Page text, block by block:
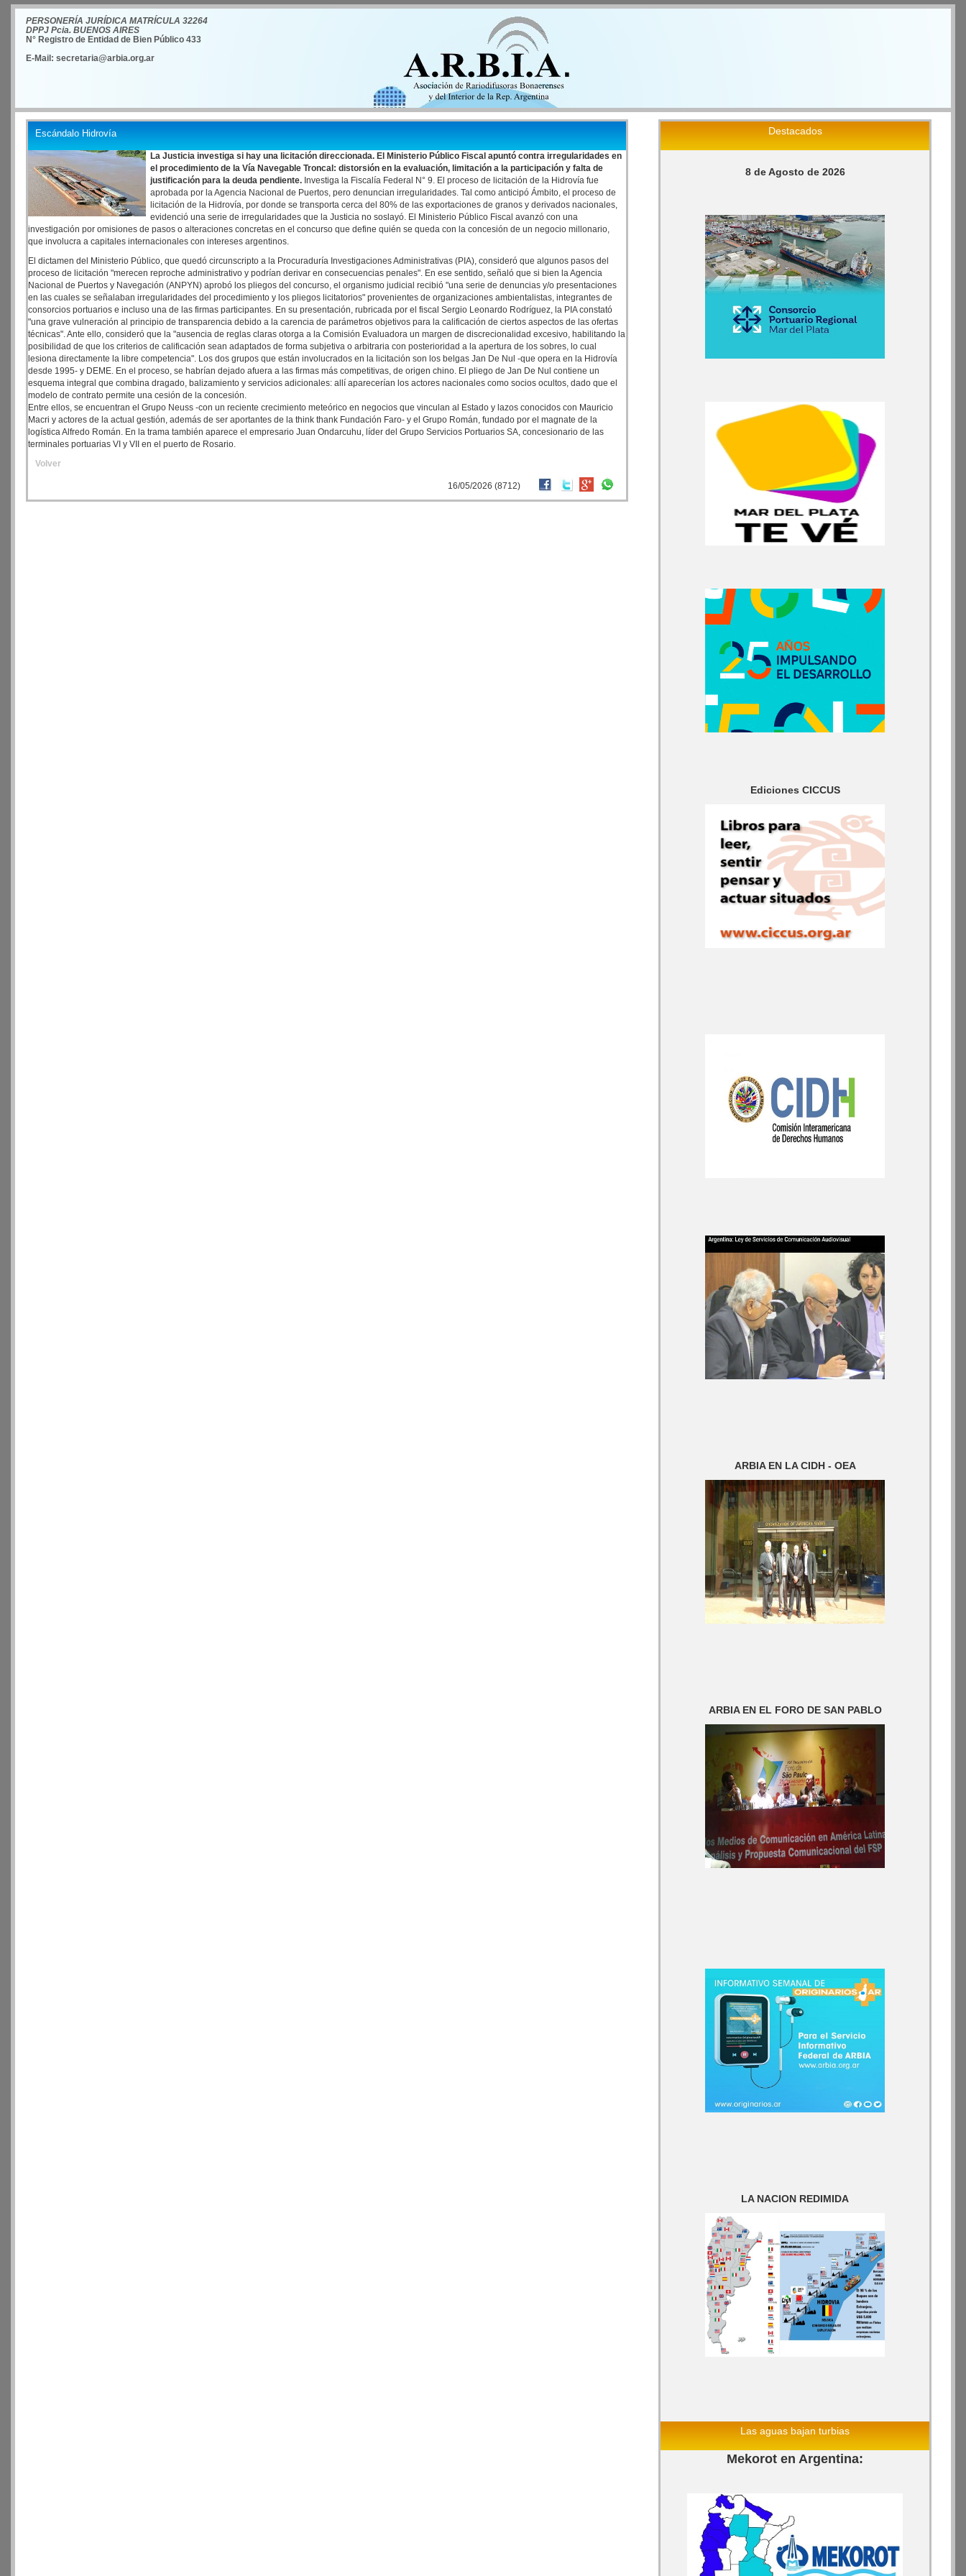
PERSONERÍA JURÍDICA MATRÍCULA 32264
DPPJ Pcia. BUENOS AIRES
N° Registro de Entidad de Bien Público 433
E-Mail: secretaria@arbia.org.ar
Escándalo Hidrovía
La Justicia investiga si hay una licitación direccionada. El Ministerio Público Fiscal apuntó contra irregularidades en
el procedimiento de la Vía Navegable Troncal: distorsión en la evaluación, limitación a la participación y falta de
justificación para la deuda pendiente. Investiga la Fiscalía Federal N° 9. El proceso de licitación de la Hidrovía fue
aprobada por la Agencia Nacional de Puertos, pero denuncian irregularidades. Tal como anticipó Ámbito, el proceso de
licitación de la Hidrovía, por donde se transporta cerca del 80% de las exportaciones de granos y derivados nacionales,
evidenció una serie de irregularidades que la Justicia no soslayó. El Ministerio Público Fiscal avanzó con una
investigación por omisiones de pasos o alteraciones concretas en el concurso que define quién se queda con la concesión de un negocio millonario,
que involucra a capitales internacionales con intereses argentinos.
El dictamen del Ministerio Público, que quedó circunscripto a la Procuraduría Investigaciones Administrativas (PIA), consideró que algunos pasos del
proceso de licitación "merecen reproche administrativo y podrían derivar en consecuencias penales". En ese sentido, señaló que si bien la Agencia
Nacional de Puertos y Navegación (ANPYN) aprobó los pliegos del concurso, el organismo judicial recibió "una serie de denuncias y/o presentaciones
en las cuales se señalaban irregularidades del procedimiento y los pliegos licitatorios" provenientes de organizaciones ambientalistas, integrantes de
consorcios portuarios e incluso una de las firmas participantes. En su presentación, rubricada por el fiscal Sergio Leonardo Rodríguez, la PIA constató
"una grave vulneración al principio de transparencia debido a la carencia de parámetros objetivos para la calificación de ciertos aspectos de las ofertas
técnicas". Ante ello, consideró que la "ausencia de reglas claras otorga a la Comisión Evaluadora un margen de discrecionalidad excesivo, habilitando la
posibilidad de que los criterios de calificación sean adaptados de forma subjetiva o arbitraria con posterioridad a la apertura de los sobres, lo cual
lesiona directamente la libre competencia". Los dos grupos que están involucrados en la licitación son los belgas Jan De Nul -que opera en la Hidrovía
desde 1995- y DEME. En el proceso, se habrían dejado afuera a las firmas más competitivas, de origen chino. El pliego de Jan De Nul contiene un
esquema integral que combina dragado, balizamiento y servicios adicionales: allí aparecerían los actores nacionales como socios ocultos, dado que el
modelo de contrato permite una cesión de la concesión.
Entre ellos, se encuentran el Grupo Neuss -con un reciente crecimiento meteórico en negocios que vinculan al Estado y lazos conocidos con Mauricio
Macri y actores de la actual gestión, además de ser aportantes de la think thank Fundación Faro- y el Grupo Román, fundado por el magnate de la
logística Alfredo Román. En la trama también aparece el empresario Juan Ondarcuhu, líder del Grupo Servicios Portuarios SA, concesionario de las
terminales portuarias VI y VII en el puerto de Rosario.
Volver
16/05/2026 (8712)
Destacados
8 de Agosto de 2026
Ediciones CICCUS
ARBIA EN LA CIDH - OEA
ARBIA EN EL FORO DE SAN PABLO
LA NACION REDIMIDA
Las aguas bajan turbias
Mekorot en Argentina: